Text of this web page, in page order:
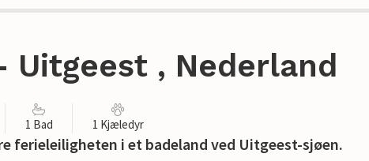
Uitgeest , Nederland
1 Bad 1 Kjæledyr
ferieleiligheten i et badeland ved Uitgeest-sjøen.